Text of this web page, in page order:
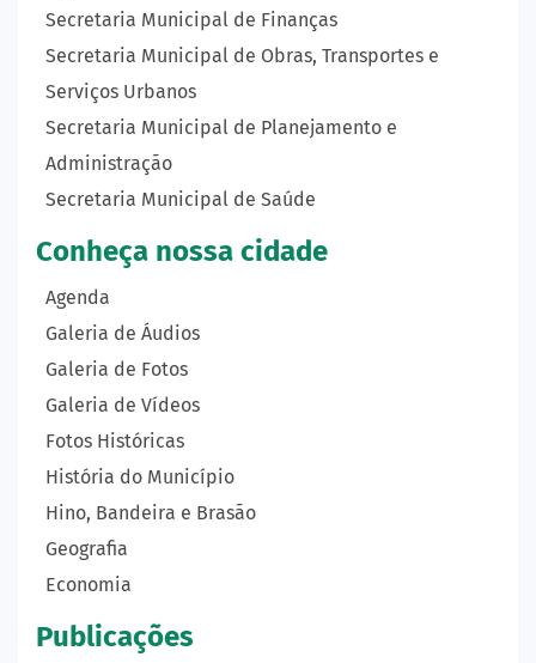
Secretaria Municipal de Finanças
Secretaria Municipal de Obras, Transportes e
Serviços Urbanos
Secretaria Municipal de Planejamento e
Administração
Secretaria Municipal de Saúde
Conheça nossa cidade
Agenda
Galeria de Áudios
Galeria de Fotos
Galeria de Vídeos
Fotos Históricas
História do Município
Hino, Bandeira e Brasão
Geografia
Economia
Publicações